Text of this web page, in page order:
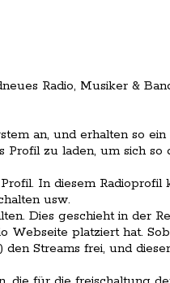
Radio, Musiker &
an, und erhalten so
Profil zu laden, um sich so
In diesem Radioprofil
usw.
Dies geschieht in der
Webseite platziert hat.
Streams frei, und